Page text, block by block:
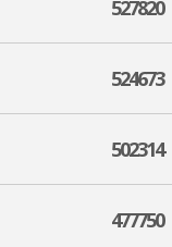
527820
524673
502314
477750